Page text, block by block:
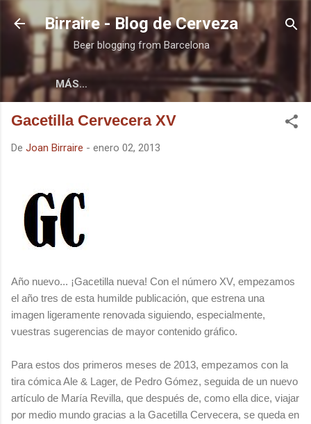
Ir al contenido principal
Birraire - Blog de Cerveza
Beer blogging from Barcelona
MÁS…
Gacetilla Cervecera XV
De Joan Birraire - enero 02, 2013
Año nuevo... ¡Gacetilla nueva! Con el número XV, empezamos
el año tres de esta humilde publicación, que estrena una
imagen ligeramente renovada siguiendo, especialmente,
vuestras sugerencias de mayor contenido gráfico.
Para estos dos primeros meses de 2013, empezamos con la
tira cómica Ale & Lager, de Pedro Gómez, seguida de un nuevo
artículo de María Revilla, que después de, como ella dice, viajar
por medio mundo gracias a la Gacetilla Cervecera, se queda en